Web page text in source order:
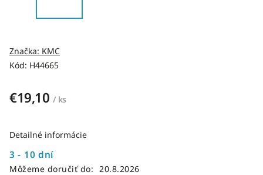
Kód: H44665
Značka: KMC
€19,10 / ks
3 - 10 dní
Môžeme doručiť do: 20.8.2026
Detailné informácie